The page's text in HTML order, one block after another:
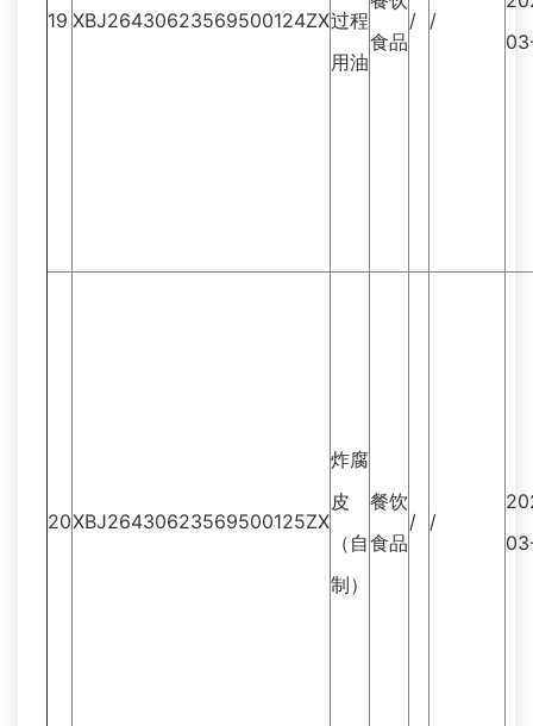
19 XBJ26430623569500124ZX过程
用油
食品
/ /
20XBJ26430623569500125ZX
炸腐
皮
（自
制）
餐饮
食品
/ /